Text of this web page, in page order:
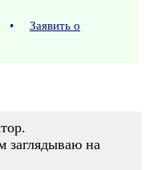
•
Заявить о
заглядываю на